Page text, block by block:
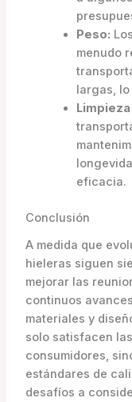
Peso:
menudo
largas,
eficacia.
Conclusión
A medida que
hieleras siguen
mejorar las
continuos
materiales y
solo satisfacen
consumidores,
estándares de
desafíos a